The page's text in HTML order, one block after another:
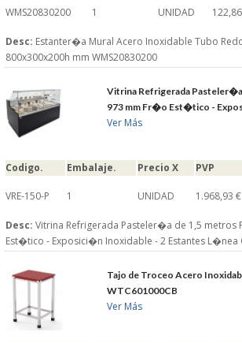
WMS20830200 1 UNIDAD
Desc: Estanter�a Mural Acero Inoxidable Tubo
800x300x200h mm WMS20830200
Vitrina Refrigerada
973 mm Fr�o Est�tico -
Ver Más
Codigo. Embalaje. Precio X PVP
VRE-150-P 1 UNIDAD 1.968,93 €
Desc: Vitrina Refrigerada Pasteler�a de 1,5 metros
Est�tico - Exposici�n Inoxidable - 2 Estantes L�nea
Tajo de Troceo Acero
WTC601000CB
Ver Más